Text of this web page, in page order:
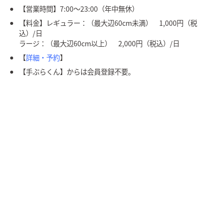
【営業時間】7:00〜23:00（年中無休）
【料金】レギュラー：（最大辺60cm未満） 1,000円（税
込）/日
ラージ：（最大辺60cm以上） 2,000円（税込）/日
【詳細・予約】
【手ぶらくん】からは会員登録不要。